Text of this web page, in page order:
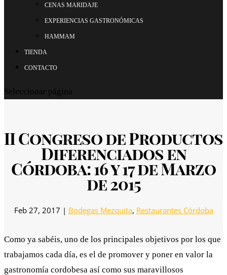
CENAS MARIDAJE
EXPERIENCIAS GASTRONÓMICAS
HAMMAM
TIENDA
CONTACTO
Seleccionar página
II Congreso de Productos
Diferenciados en
Córdoba: 16 y 17 de Marzo
de 2015
Feb 27, 2017 | Bodegas Mezquita, Restaurantes Córdoba
Como ya sabéis, uno de los principales objetivos por los que
trabajamos cada día, es el de promover y poner en valor la
gastronomía cordobesa así como sus maravillosos